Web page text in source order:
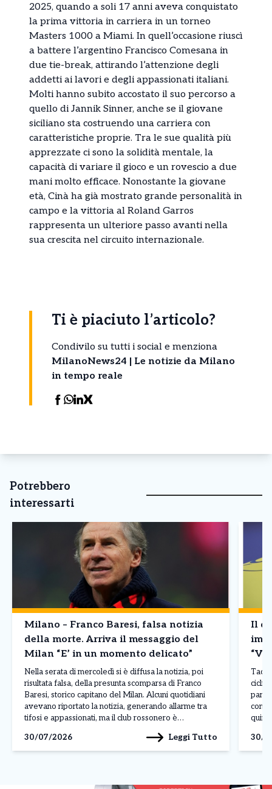
2025, quando a soli 17 anni aveva conquistato
la prima vittoria in carriera in un torneo
Masters 1000 a Miami. In quell’occasione riuscì
a battere l’argentino Francisco Comesana in
due tie-break, attirando l’attenzione degli
addetti ai lavori e degli appassionati italiani.
Molti hanno subito accostato il suo percorso a
quello di Jannik Sinner, anche se il giovane
siciliano sta costruendo una carriera con
caratteristiche proprie. Tra le sue qualità più
apprezzate ci sono la solidità mentale, la
capacità di variare il gioco e un rovescio a due
mani molto efficace. Nonostante la giovane
età, Cinà ha già mostrato grande personalità in
campo e la vittoria al Roland Garros
rappresenta un ulteriore passo avanti nella
sua crescita nel circuito internazionale.
Ti è piaciuto l’articolo?
Condivilo su tutti i social e menziona
MilanoNews24 | Le notizie da Milano
in tempo reale
Potrebbero
interessarti
Milano – Franco Baresi, falsa notizia
della morte. Arriva il messaggio del
Milan “E’ in un momento delicato”
Nella serata di mercoledì si è diffusa la notizia, poi
risultata falsa, della presunta scomparsa di Franco
Baresi, storico capitano del Milan. Alcuni quotidiani
avevano riportato la notizia, generando allarme tra
tifosi e appassionati, ma il club rossonero è
attraverso un comunicato pubblicato sui propri canali
ufficiali. Il Milan […]
30/07/2026 Leggi Tutto
Il
30/